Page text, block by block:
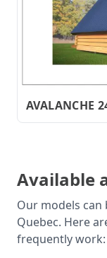
AVALANCHE
Available
Our models can
Quebec. Here
frequently work: